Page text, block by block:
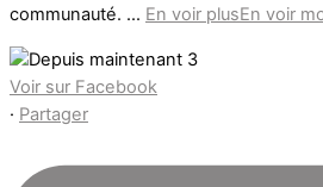
communauté. ... En voir plusEn voir
Voir sur Facebook
· Partager